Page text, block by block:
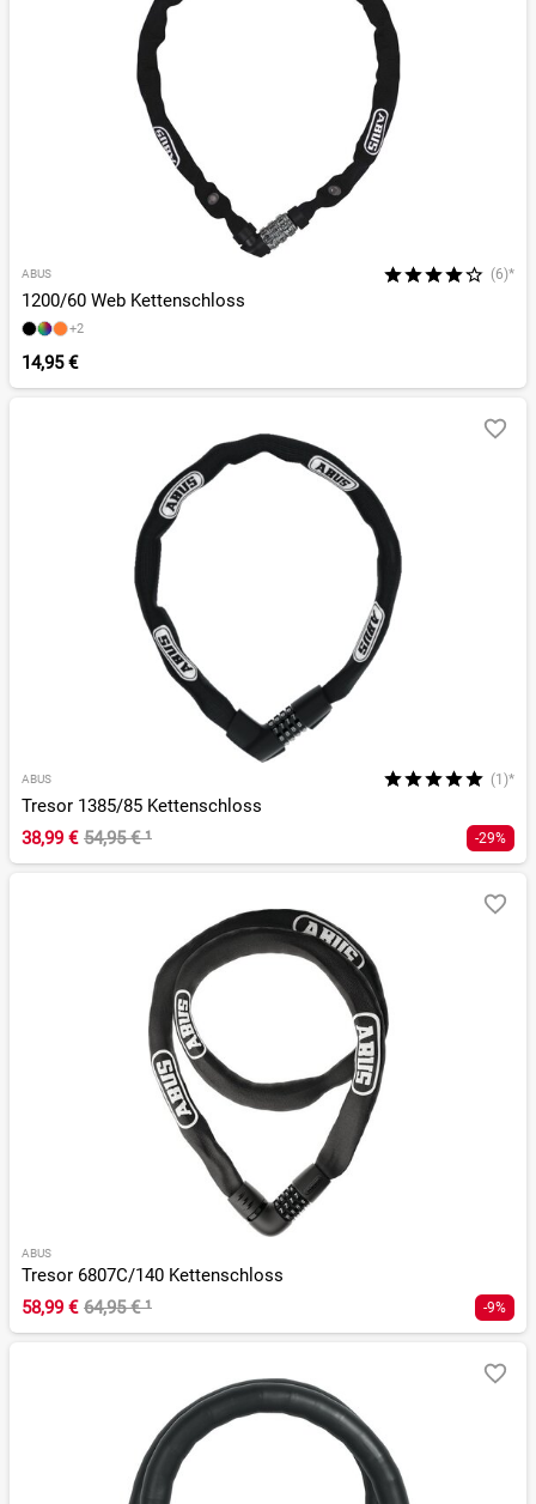
ABUS (6)*
1200/60 Web Kettenschloss
+2
14,95 €
ABUS (1)*
Tresor 1385/85 Kettenschloss
38,99 € 54,95 €¹ -29%
ABUS
Tresor 6807C/140 Kettenschloss
58,99 € 64,95 €¹ -9%